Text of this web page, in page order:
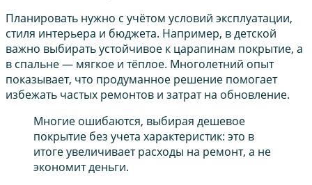
Планировать нужно с учётом условий эксплуатации,
стиля интерьера и бюджета. Например, в детской
важно выбирать устойчивое к царапинам покрытие, а
в спальне — мягкое и тёплое. Многолетний опыт
показывает, что продуманное решение помогает
избежать частых ремонтов и затрат на обновление.
Многие ошибаются, выбирая дешевое
покрытие без учета характеристик: это в
итоге увеличивает расходы на ремонт, а не
экономит деньги.